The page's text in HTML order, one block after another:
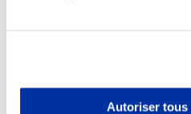
Autoriser tous